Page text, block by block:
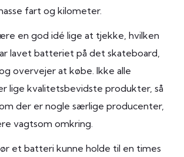
fart og kilometer.
en god idé lige at tjekke, hvilken
lavet batteriet på det skateboard,
overvejer at købe. Ikke alle
lige kvalitetsbevidste produkter, så
der er nogle særlige producenter,
vagtsom omkring.
et batteri kunne holde til en times